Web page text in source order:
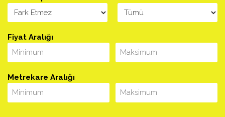
Fiyat Aralığı
Metrekare Aralığı